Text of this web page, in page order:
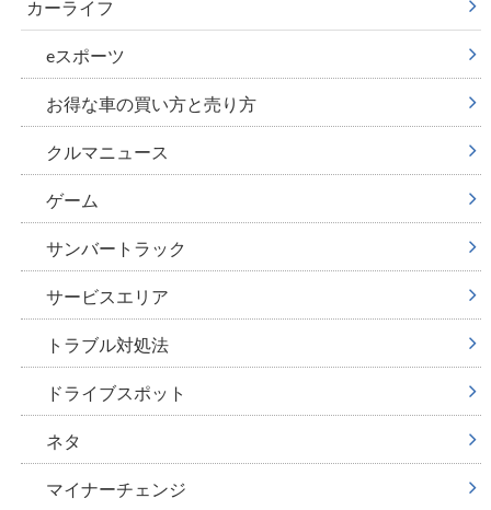
カーライフ
eスポーツ
お得な車の買い方と売り方
クルマニュース
ゲーム
サンバートラック
サービスエリア
トラブル対処法
ドライブスポット
ネタ
マイナーチェンジ